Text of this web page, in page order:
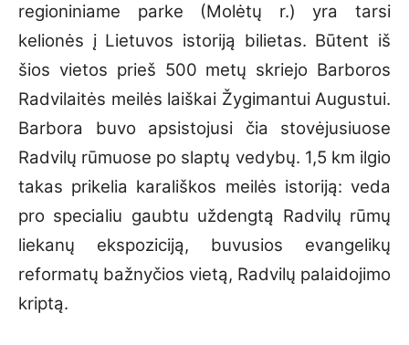
regioniniame parke (Molėtų r.) yra tarsi
kelionės į Lietuvos istoriją bilietas. Būtent iš
šios vietos prieš 500 metų skriejo Barboros
Radvilaitės meilės laiškai Žygimantui Augustui.
Barbora buvo apsistojusi čia stovėjusiuose
Radvilų rūmuose po slaptų vedybų. 1,5 km ilgio
takas prikelia karališkos meilės istoriją: veda
pro specialiu gaubtu uždengtą Radvilų rūmų
liekanų ekspoziciją, buvusios evangelikų
reformatų bažnyčios vietą, Radvilų palaidojimo
kriptą.